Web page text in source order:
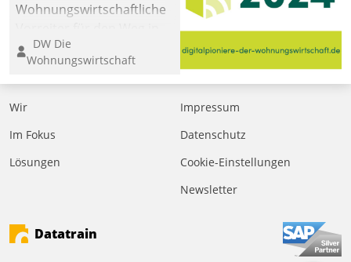
Wohnungswirtschaftliche
eine digitale Zukunft zu
finden, ist das Ziel des
Awards „Digitalpioniere
der
Bewerben können sich
dafür ein Team
DW Die
Wohnungswirtschaft
Wir
Im Fokus
Lösungen
Impressum
Datenschutz
Cookie-Einstellungen
Newsletter
Datatrain